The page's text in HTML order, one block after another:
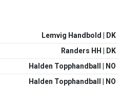
Lemvig Handbold | DK
Randers HH | DK
Halden Topphandball | NO
Halden Topphandball | NO